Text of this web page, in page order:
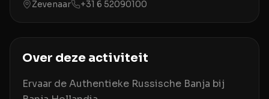
Zevenaar +31 6 52090100
Over deze activiteit
Ervaar de Authentieke Russische Banja bij